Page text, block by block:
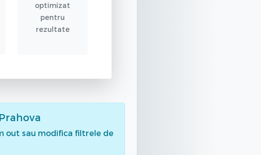
optimizat
pentru
rezultate
out sau modifica filtrele de